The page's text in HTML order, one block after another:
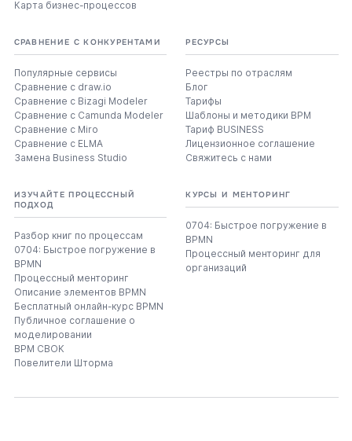
Карта бизнес-процессов
СРАВНЕНИЕ С КОНКУРЕНТАМИ
Популярные сервисы
Сравнение с draw.io
Сравнение с Bizagi Modeler
Сравнение с Camunda Modeler
Сравнение с Miro
Сравнение с ELMA
Замена Business Studio
РЕСУРСЫ
Реестры по отраслям
Блог
Тарифы
Шаблоны и методики BPM
Тариф BUSINESS
Лицензионное соглашение
Свяжитесь с нами
ИЗУЧАЙТЕ ПРОЦЕССНЫЙ
ПОДХОД
Разбор книг по процессам
0704: Быстрое погружение в
BPMN
Процессный менторинг
Описание элементов BPMN
Бесплатный онлайн-курс BPMN
Публичное соглашение о
моделировании
BPM CBOK
Повелители Шторма
КУРСЫ И МЕНТОРИНГ
0704: Быстрое погружение в
BPMN
Процессный менторинг для
организаций